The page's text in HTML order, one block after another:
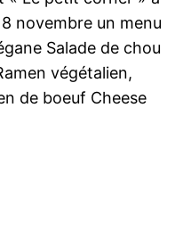
novembre un menu
Salade de chou
végétalien,
de boeuf Cheese